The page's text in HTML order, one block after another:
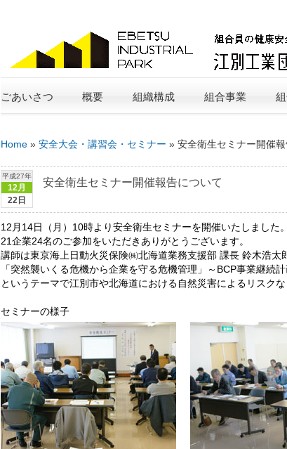
ごあいさつ 概要 組織構成 組合事業
Home » 安全大会・講習会・セミナー » 安全衛生セミナー開催
平成27年
12月
22日
安全衛生セミナー開催報告について
12月14日（月）10時より安全衛生セミナーを開催いたしました。
21企業24名のご参加をいただきありがとうございます。
講師は東京海上日動火災保険㈱北海道業務支援部 課長 鈴木浩太
「突然襲いくる危機から企業を守る危機管理」～BCP事業継続
というテーマで江別市や北海道における自然災害によるリスク
セミナーの様子